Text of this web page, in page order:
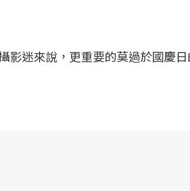
影迷來說，更重要的莫過於國慶